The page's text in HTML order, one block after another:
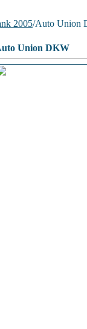
2005/Auto Union
Union DKW